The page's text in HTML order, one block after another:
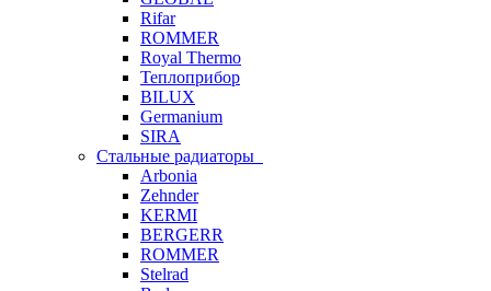
Rifar
ROMMER
Royal Thermo
Теплоприбор
BILUX
Germanium
SIRA
Стальные радиаторы
Arbonia
Zehnder
KERMI
BERGERR
ROMMER
Stelrad